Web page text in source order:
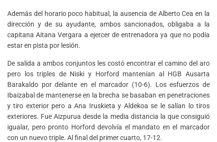
Además del horario poco habitual, la ausencia de Alberto Cea en la
dirección y de su ayudante, ambos sancionados, obligaba a la
capitana Aitana Vergara a ejercer de entrenadora ya que no podía
estar en pista por lesión.
De salida a ambos conjuntos les costó encontrar el camino del aro
pero los triples de Niski y Horford mantenían al HGB Ausarta
Barakaldo por delante en el marcador (10-6). Los esfuerzos de
Ibaizabal de mantenerse en la brecha se basaban en penetraciones
y tiro exterior pero a Ana Iruskieta y Aldekoa se le salían lo tiros
exteriores. Fue Aizpurua desde la media distancia la que consiguió
igualar, pero pronto Horford devolvía el mandato en el marcador
con un nuevo triple. Al final del primer cuarto, 17-12.